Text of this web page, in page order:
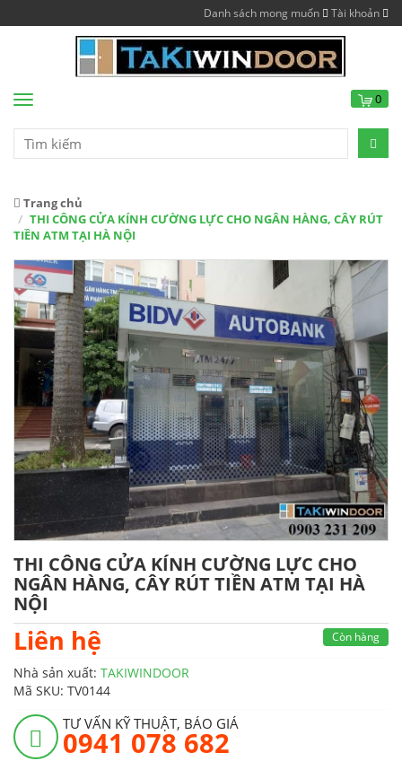
Danh sách mong muốn Tài khoản
Menu 0
Trang chủ
THI CÔNG CỬA KÍNH CƯỜNG LỰC CHO NGÂN HÀNG, CÂY RÚT
TIỀN ATM TẠI HÀ NỘI
THI CÔNG CỬA KÍNH CƯỜNG LỰC CHO
NGÂN HÀNG, CÂY RÚT TIỀN ATM TẠI HÀ
NỘI
Liên hệ Còn hàng
Nhà sản xuất: TAKIWINDOOR
Mã SKU: TV0144
TƯ VẤN KỸ THUẬT, BÁO GIÁ
0941 078 682